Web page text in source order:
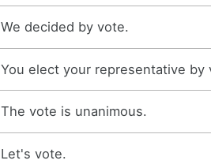
We decided by vote.
You elect your representative by
The vote is unanimous.
Let's vote.